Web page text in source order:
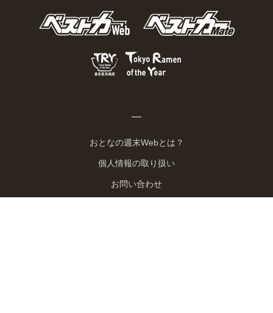
おとなの週末Webとは？
個人情報の取り扱い
お問い合わせ